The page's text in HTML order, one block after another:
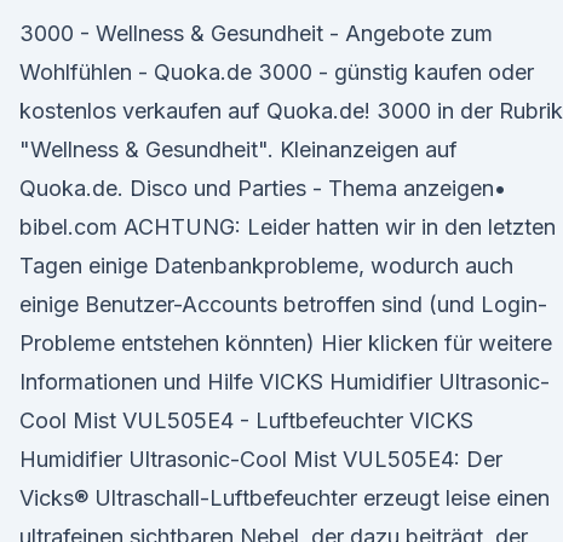
3000 - Wellness & Gesundheit - Angebote zum
Wohlfühlen - Quoka.de 3000 - günstig kaufen oder
kostenlos verkaufen auf Quoka.de! 3000 in der Rubrik
"Wellness & Gesundheit". Kleinanzeigen auf
Quoka.de. Disco und Parties - Thema anzeigen•
bibel.com ACHTUNG: Leider hatten wir in den letzten
Tagen einige Datenbankprobleme, wodurch auch
einige Benutzer-Accounts betroffen sind (und Login-
Probleme entstehen könnten) Hier klicken für weitere
Informationen und Hilfe VICKS Humidifier Ultrasonic-
Cool Mist VUL505E4 - Luftbefeuchter VICKS
Humidifier Ultrasonic-Cool Mist VUL505E4: Der
Vicks® Ultraschall-Luftbefeuchter erzeugt leise einen
ultrafeinen sichtbaren Nebel, der dazu beiträgt, der